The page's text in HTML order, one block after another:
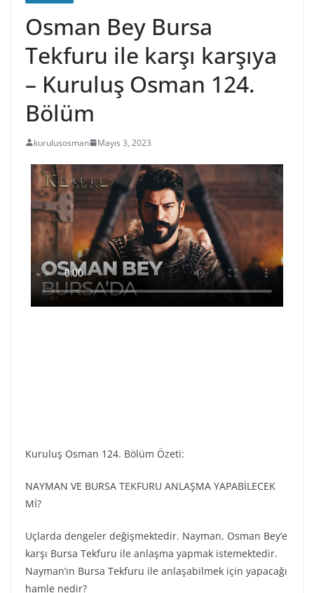
Osman Bey Bursa
Tekfuru ile karşı karşıya
– Kuruluş Osman 124.
Bölüm
kurulusosman Mayıs 3, 2023
Kuruluş Osman 124. Bölüm Özeti:
NAYMAN VE BURSA TEKFURU ANLAŞMA YAPABİLECEK
Mİ?
Uçlarda dengeler değişmektedir. Nayman, Osman Bey’e
karşı Bursa Tekfuru ile anlaşma yapmak istemektedir.
Nayman’ın Bursa Tekfuru ile anlaşabilmek için yapacağı
hamle nedir?